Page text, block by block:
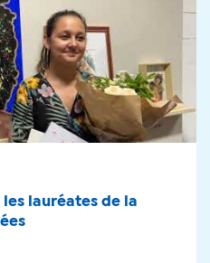
les lauréates de la